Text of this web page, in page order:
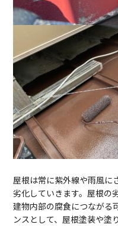
屋根は常に紫外線や雨風に
劣化していきます。屋根の
建物内部の腐食につながる
ンスとして、屋根塗装や塗